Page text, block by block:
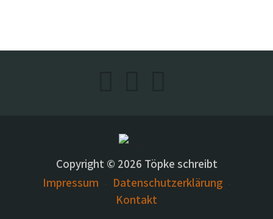
Copyright © 2026 Töpke schreibt
Impressum
Datenschutzerklärung
Kontakt